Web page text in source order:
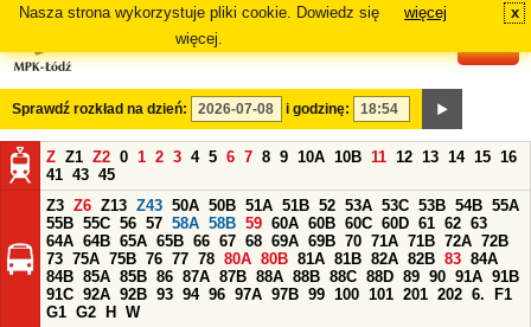
Nasza strona wykorzystuje pliki cookie. Dowiedz się
więcej.
więcej x
Sprawdź rozkład na dzień: i godzinę:
Z Z1 Z2 0 1 2 3 4 5 6 7 8 9 10A 10B 11 12 13 14 15 16
41 43 45
Z3 Z6 Z13 Z43 50A 50B 51A 51B 52 53A 53C 53B 54B 55A
55B 55C 56 57 58A 58B 59 60A 60B 60C 60D 61 62 63
64A 64B 65A 65B 66 67 68 69A 69B 70 71A 71B 72A 72B
73 75A 75B 76 77 78 80A 80B 81A 81B 82A 82B 83 84A
84B 85A 85B 86 87A 87B 88A 88B 88C 88D 89 90 91A 91B
91C 92A 92B 93 94 96 97A 97B 99 100 101 201 202 6.
F1
G1 G2 H
W